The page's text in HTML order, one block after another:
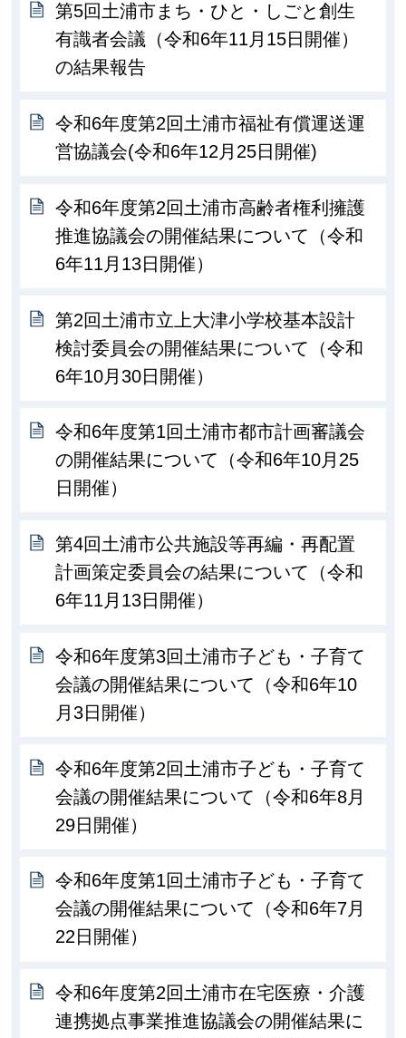
第5回土浦市まち・ひと・しごと創生
有識者会議（令和6年11月15日開催）
の結果報告
令和6年度第2回土浦市福祉有償運送運
営協議会(令和6年12月25日開催)
令和6年度第2回土浦市高齢者権利擁護
推進協議会の開催結果について（令和
6年11月13日開催）
第2回土浦市立上大津小学校基本設計
検討委員会の開催結果について（令和
6年10月30日開催）
令和6年度第1回土浦市都市計画審議会
の開催結果について（令和6年10月25
日開催）
第4回土浦市公共施設等再編・再配置
計画策定委員会の結果について（令和
6年11月13日開催）
令和6年度第3回土浦市子ども・子育て
会議の開催結果について（令和6年10
月3日開催）
令和6年度第2回土浦市子ども・子育て
会議の開催結果について（令和6年8月
29日開催）
令和6年度第1回土浦市子ども・子育て
会議の開催結果について（令和6年7月
22日開催）
令和6年度第2回土浦市在宅医療・介護
連携拠点事業推進協議会の開催結果に